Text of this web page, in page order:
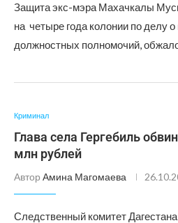
Защита экс-мэра Махачкалы
на четыре года колонии по делу
должностных полномочий,
Криминал
Глава села Гергебиль
млн рублей
Автор Амина Магомаева
Следственный комитет